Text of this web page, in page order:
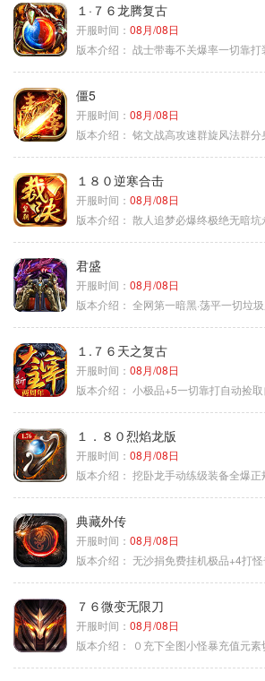
１·７６龙腾复古
开服时间： 08月/08日
版本介绍： 战士带毒不关爆率一切靠打
僵5
开服时间： 08月/08日
版本介绍： 铭文战高攻速群旋风法群分
１８０逆寒合击
开服时间： 08月/08日
版本介绍： 散人追梦必爆终极绝无暗坑
君盛
开服时间： 08月/08日
版本介绍： 全网第一暗黑·荡平一切垃
１.７６天之复古
开服时间： 08月/08日
版本介绍： 小极品+5一切靠打自动捡
１．８０烈焰龙版
开服时间： 08月/08日
版本介绍： 挖卧龙手动练级装备全爆正规
典藏外传
开服时间： 08月/08日
版本介绍： 无沙捐免费挂机极品+4打
７６微变无限刀
开服时间： 08月/08日
版本介绍：
０充下全图小怪暴充值元素切